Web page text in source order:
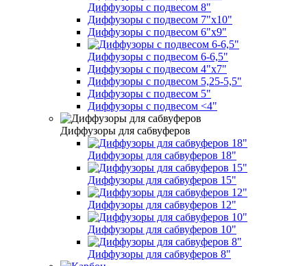
Диффузоры с подвесом 8"
Диффузоры с подвесом 7"х10"
Диффузоры с подвесом 6"х9"
Диффузоры с подвесом 6-6,5"
Диффузоры с подвесом 4"х7"
Диффузоры с подвесом 5,25-5,5"
Диффузоры с подвесом 5"
Диффузоры с подвесом <4"
Диффузоры для сабвуферов
Диффузоры для сабвуферов 18"
Диффузоры для сабвуферов 15"
Диффузоры для сабвуферов 12"
Диффузоры для сабвуферов 10"
Диффузоры для сабвуферов 8"